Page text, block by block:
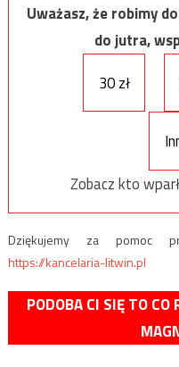
Uważasz, że robimy
do jutra,
30 zł
Zobacz kto
Dziękujemy za pomoc
https://kancelaria-litwin.pl
PODOBA CI SIĘ TO CO